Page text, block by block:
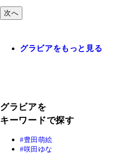
次へ
グラビアをもっと見る
グラビアを
キーワードで探す
豊田萌絵
咲田ゆな